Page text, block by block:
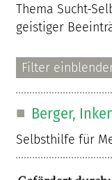
Thema Sucht-
geistiger
Berger,
Selbsthilfe für
Beeinträchtigung.